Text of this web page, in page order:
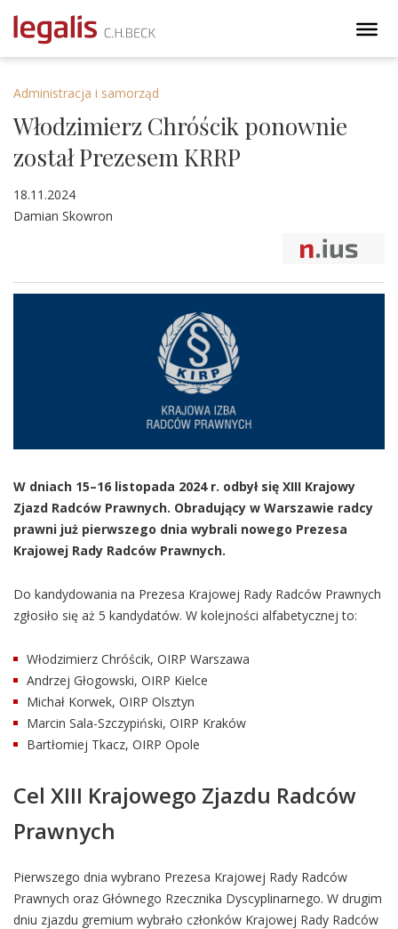
Administracja i samorząd
Włodzimierz Chróścik ponownie
został Prezesem KRRP
18.11.2024
Damian Skowron
W dniach 15–16 listopada 2024 r. odbył się XIII Krajowy
Zjazd Radców Prawnych. Obradujący w Warszawie radcy
prawni już pierwszego dnia wybrali nowego Prezesa
Krajowej Rady Radców Prawnych.
Do kandydowania na Prezesa Krajowej Rady Radców Prawnych
zgłosiło się aż 5 kandydatów. W kolejności alfabetycznej to:
Włodzimierz Chróścik, OIRP Warszawa
Andrzej Głogowski, OIRP Kielce
Michał Korwek, OIRP Olsztyn
Marcin Sala-Szczypiński, OIRP Kraków
Bartłomiej Tkacz, OIRP Opole
Cel XIII Krajowego Zjazdu Radców
Prawnych
Pierwszego dnia wybrano Prezesa Krajowej Rady Radców
Prawnych oraz Głównego Rzecznika Dyscyplinarnego. W drugim
dniu zjazdu gremium wybrało członków Krajowej Rady Radców